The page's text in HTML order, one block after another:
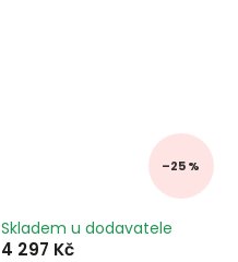
–25 %
Skladem u dodavatele
4 297 Kč